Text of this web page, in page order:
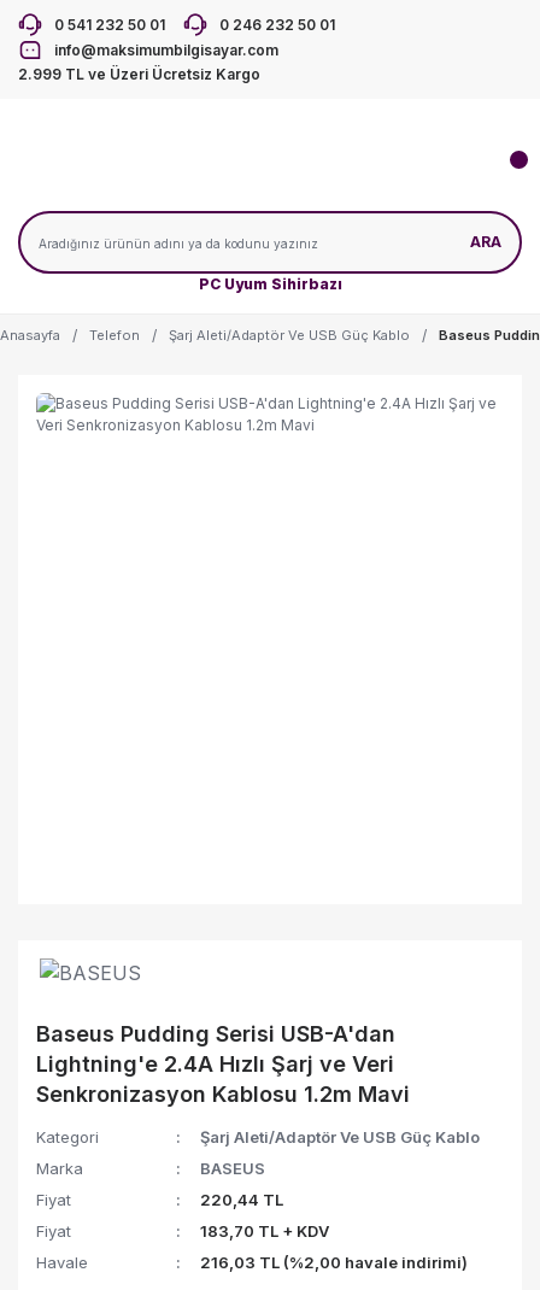
0 541 232 50 01
0 246 232 50 01
info@maksimumbilgisayar.com
2.999 TL ve Üzeri Ücretsiz Kargo
PC Uyum Sihirbazı
ARA
Anasayfa Telefon Şarj Aleti/Adaptör Ve USB Güç Kablo Baseus
Baseus Pudding Serisi USB-A'dan
Lightning'e 2.4A Hızlı Şarj ve Veri
Senkronizasyon Kablosu 1.2m Mavi
Kategori
Şarj Aleti/Adaptör Ve USB Güç Kablo
Marka
BASEUS
Fiyat
220,44 TL
Fiyat
183,70 TL + KDV
Havale
216,03 TL (%2,00 havale indirimi)